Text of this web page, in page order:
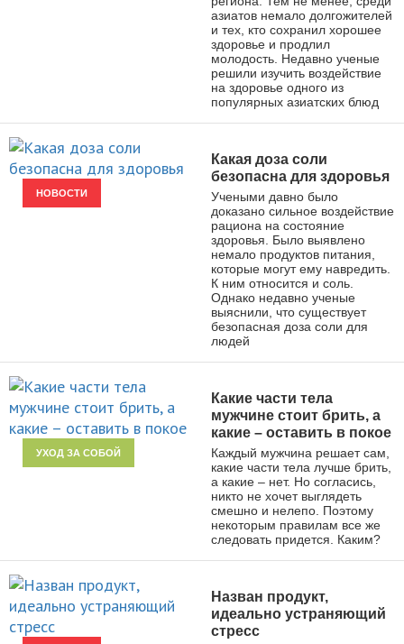
азиатов немало долгожителей
и тех, кто сохранил хорошее
здоровье и продлил
молодость. Недавно ученые
решили изучить воздействие
на здоровье одного из
популярных азиатских блюд
НОВОСТИ
Какая доза соли
безопасна для здоровья
Учеными давно было
доказано сильное воздействие
рациона на состояние
здоровья. Было выявлено
немало продуктов питания,
которые могут ему навредить.
К ним относится и соль.
Однако недавно ученые
выяснили, что существует
безопасная доза соли для
людей
УХОД ЗА СОБОЙ
Какие части тела
мужчине стоит брить, а
какие – оставить в покое
Каждый мужчина решает сам,
какие части тела лучше брить,
а какие – нет. Но согласись,
никто не хочет выглядеть
смешно и нелепо. Поэтому
некоторым правилам все же
следовать придется. Каким?
Назван продукт,
идеально устраняющий
стресс